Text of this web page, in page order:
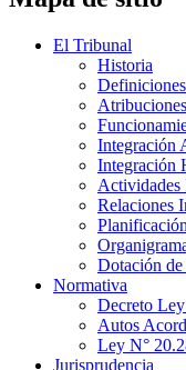
El Tribunal
Historia
Integración
Integración
Actividades
Relaciones
Dotación de
Normativa
Decreto Ley
Autos
Ley N°
Jurisprudencia